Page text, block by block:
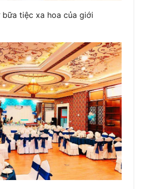
tiệc xa hoa của giới